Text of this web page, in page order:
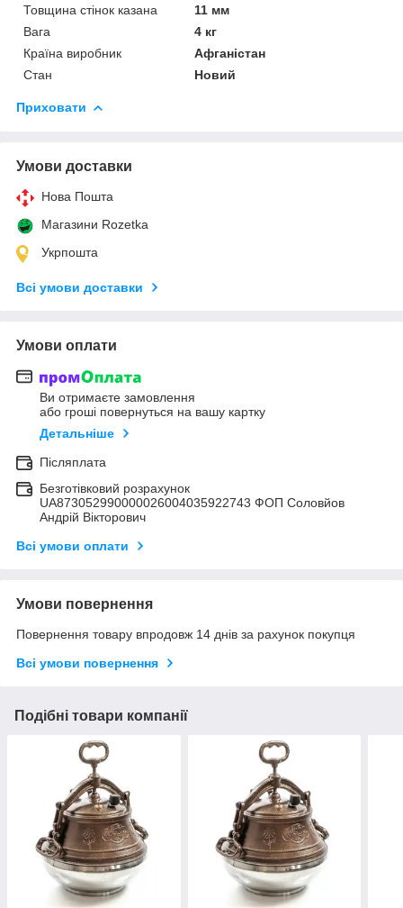
Товщина стінок казана
11 мм
Вага
4 кг
Країна виробник
Афганістан
Стан
Новий
Приховати
Умови доставки
Нова Пошта
Магазини Rozetka
Укрпошта
Всі умови доставки
Умови оплати
Ви отримаєте замовлення
або гроші повернуться на вашу картку
Детальніше
Післяплата
Безготівковий розрахунок
UA873052990000026004035922743 ФОП Соловйов
Андрій Вікторович
Всі умови оплати
Умови повернення
Повернення товару впродовж 14 днів за рахунок покупця
Всі умови повернення
Подібні товари компанії